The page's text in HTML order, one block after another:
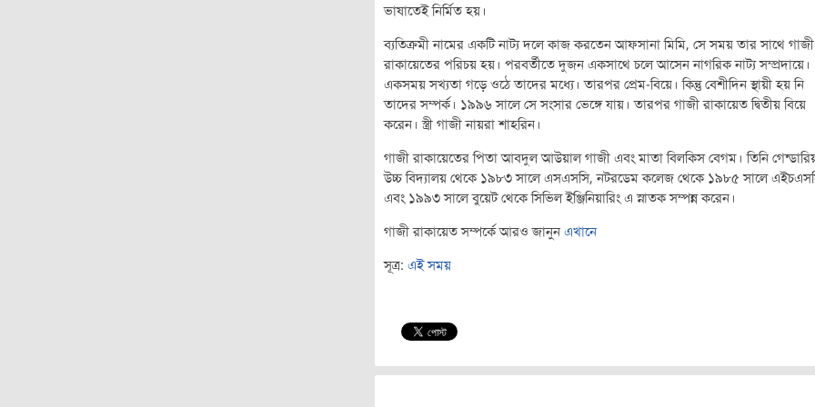
ভাষাতেই নির্মিত হয়।
ব্যতিক্রমী নামের একটি নাট্য দলে কাজ করতেন আফসানা মিমি, সে সময় তার সাথে গাজী
রাকায়েতের পরিচয় হয়। পরবর্তীতে দুজন একসাথে চলে আসেন নাগরিক নাট্য সম্প্রদায়ে।
একসময় সখ্যতা গড়ে ওঠে তাদের মধ্যে। তারপর প্রেম-বিয়ে। কিন্তু বেশীদিন স্থায়ী হয় নি
তাদের সম্পর্ক। ১৯৯৬ সালে সে সংসার ভেঙ্গে যায়। তারপর গাজী রাকায়েত দ্বিতীয় বিয়ে
করেন। স্ত্রী গাজী নায়রা শাহরিন।
গাজী রাকায়েতের পিতা আবদুল আউয়াল গাজী এবং মাতা বিলকিস বেগম। তিনি
উচ্চ বিদ্যালয় থেকে ১৯৮৩ সালে এসএসসি, নটরডেম কলেজ থেকে ১৯৮৫ সালে
এবং ১৯৯৩ সালে বুয়েট থেকে সিভিল ইঞ্জিনিয়ারিং এ স্নাতক সম্পন্ন করেন।
গাজী রাকায়েত সম্পর্কে আরও জানুন এখানে
সূত্র: এই সময়